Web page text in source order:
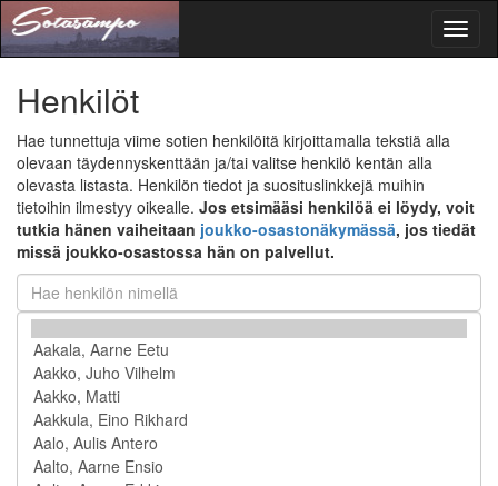
Henkilöt
Hae tunnettuja viime sotien henkilöitä kirjoittamalla tekstiä alla
olevaan täydennyskenttään ja/tai valitse henkilö kentän alla
olevasta listasta. Henkilön tiedot ja suosituslinkkejä muihin
tietoihin ilmestyy oikealle. Jos etsimääsi henkilöä ei löydy, voit
tutkia hänen vaiheitaan joukko-osastonäkymässä, jos tiedät
missä joukko-osastossa hän on palvellut.